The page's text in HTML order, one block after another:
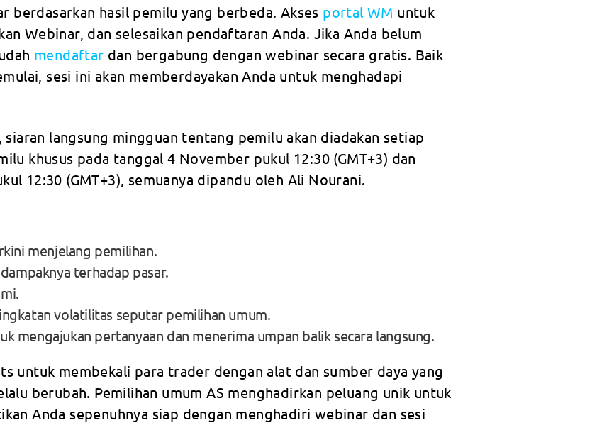
berdasarkan hasil pemilu yang berbeda. Akses portal WM untuk
Webinar, dan selesaikan pendaftaran Anda. Jika Anda belum
mendaftar dan bergabung dengan webinar secara gratis. Baik
sesi ini akan memberdayakan Anda untuk menghadapi
siaran langsung mingguan tentang pemilu akan diadakan setiap
khusus pada tanggal 4 November pukul 12:30 (GMT+3) dan
12:30 (GMT+3), semuanya dipandu oleh Ali Nourani.
menjelang pemilihan.
terhadap pasar.
volatilitas seputar pemilihan umum.
mengajukan pertanyaan dan menerima umpan balik secara langsung.
untuk membekali para trader dengan alat dan sumber daya yang
berubah. Pemilihan umum AS menghadirkan peluang unik untuk
Anda sepenuhnya siap dengan menghadiri webinar dan sesi